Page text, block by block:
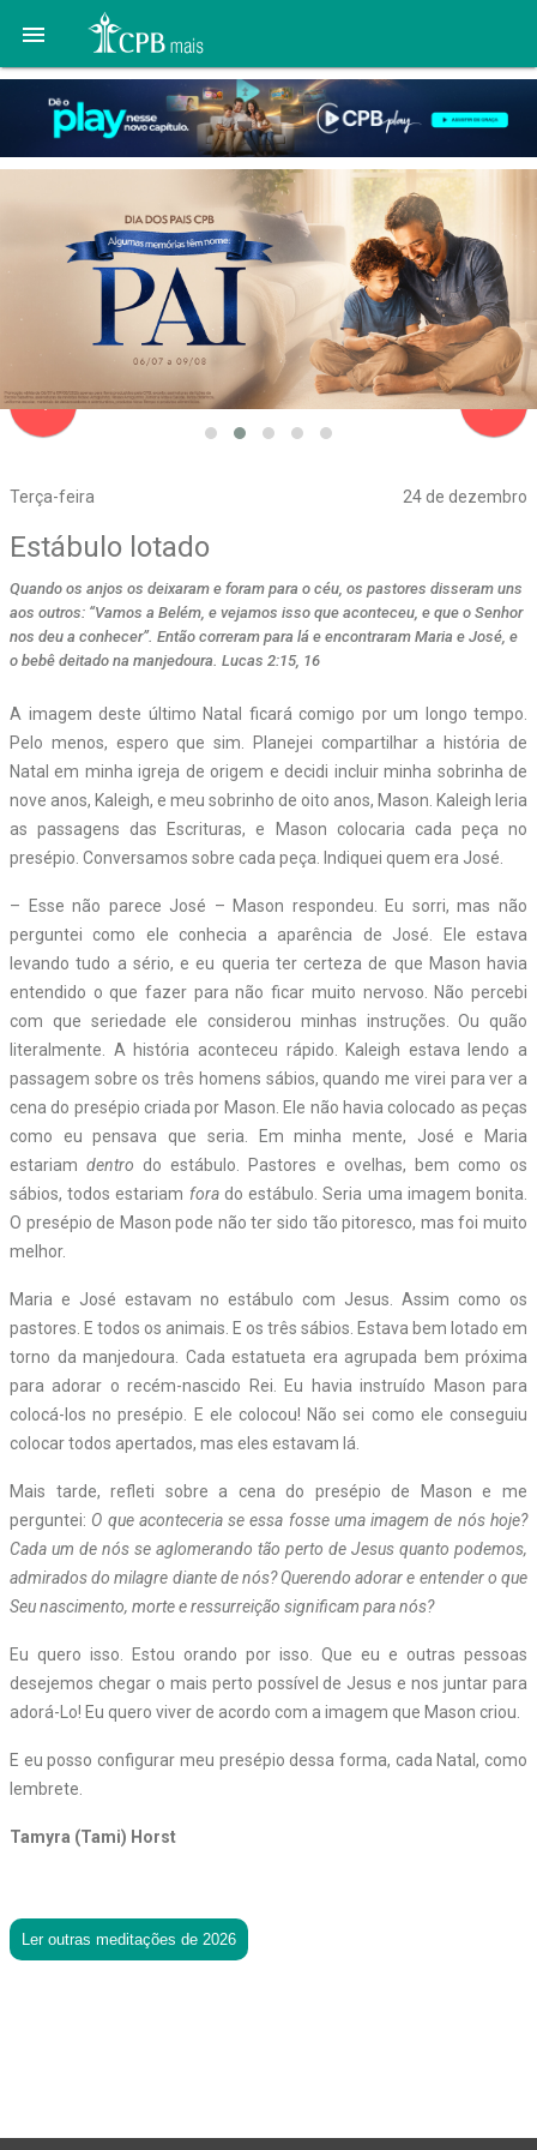

Terça-feira 24 de dezembro
navigate_before
Estábulo lotado
Quando os anjos os deixaram e foram para o céu, os pastores disseram uns
aos outros: “Vamos a Belém, e vejamos isso que aconteceu, e que o Senhor
nos deu a conhecer”. Então correram para lá e encontraram Maria e José, e
o bebê deitado na manjedoura. Lucas 2:15, 16
A imagem deste último Natal ficará comigo por um longo tempo.
Pelo menos, espero que sim. Planejei compartilhar a história de
Natal em minha igreja de origem e decidi incluir minha sobrinha de
nove anos, Kaleigh, e meu sobrinho de oito anos, Mason. Kaleigh leria
as passagens das Escrituras, e Mason colocaria cada peça no
presépio. Conversamos sobre cada peça. Indiquei quem era José.
– Esse não parece José – Mason respondeu. Eu sorri, mas não
perguntei como ele conhecia a aparência de José. Ele estava
levando tudo a sério, e eu queria ter certeza de que Mason havia
entendido o que fazer para não ficar muito nervoso. Não percebi
com que seriedade ele considerou minhas instruções. Ou quão
literalmente. A história aconteceu rápido. Kaleigh estava lendo a
passagem sobre os três homens sábios, quando me virei para ver a
cena do presépio criada por Mason. Ele não havia colocado as peças
como eu pensava que seria. Em minha mente, José e Maria
estariamdentro do estábulo. Pastores e ovelhas, bem como os
sábios, todos estariam forado estábulo. Seria uma imagem bonita.
O presépio de Mason pode não ter sido tão pitoresco, mas foi muito
melhor.
Maria e José estavam no estábulo com Jesus. Assim como os
pastores. E todos os animais. E os três sábios. Estava bem lotado em
torno da manjedoura. Cada estatueta era agrupada bem próxima
para adorar o recém-nascido Rei. Eu havia instruído Mason para
colocá-los no presépio. E ele colocou! Não sei como ele conseguiu
colocar todos apertados, mas eles estavam lá.
Mais tarde, refleti sobre a cena do presépio de Mason e me
perguntei: O que aconteceria se essa fosse uma imagem de nós hoje?
Cada um de nós se aglomerando tão perto de Jesus quanto podemos,
admirados do milagre diante de nós? Querendo adorar e entender o que
Seu nascimento, morte e ressurreição significam para nós?
Eu quero isso. Estou orando por isso. Que eu e outras pessoas
desejemos chegar o mais perto possível de Jesus e nos juntar para
adorá-Lo! Eu quero viver de acordo com a imagem que Mason criou.
E eu posso configurar meu presépio dessa forma, cada Natal, como
lembrete.
Tamyra (Tami) Horst
Ler outras meditações de 2026
navigate_next